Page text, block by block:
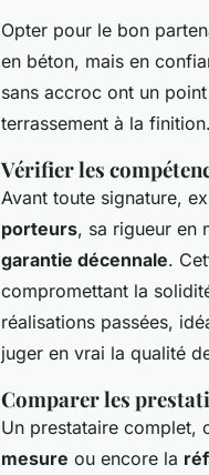
Opter pour le bon
en béton, mais en
sans accroc ont un
terrassement à la
Vérifier les
Avant toute signature,
porteurs, sa rigueur en
garantie décennale.
compromettant la
réalisations passées,
juger en vrai la qualité
Comparer les
Un prestataire complet,
mesure ou encore la